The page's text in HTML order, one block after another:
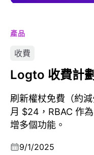
產品
收費
Logto 收費計
刷新權杖免費（約
月 $24，RBAC 作
增多個功能。
9/1/2025